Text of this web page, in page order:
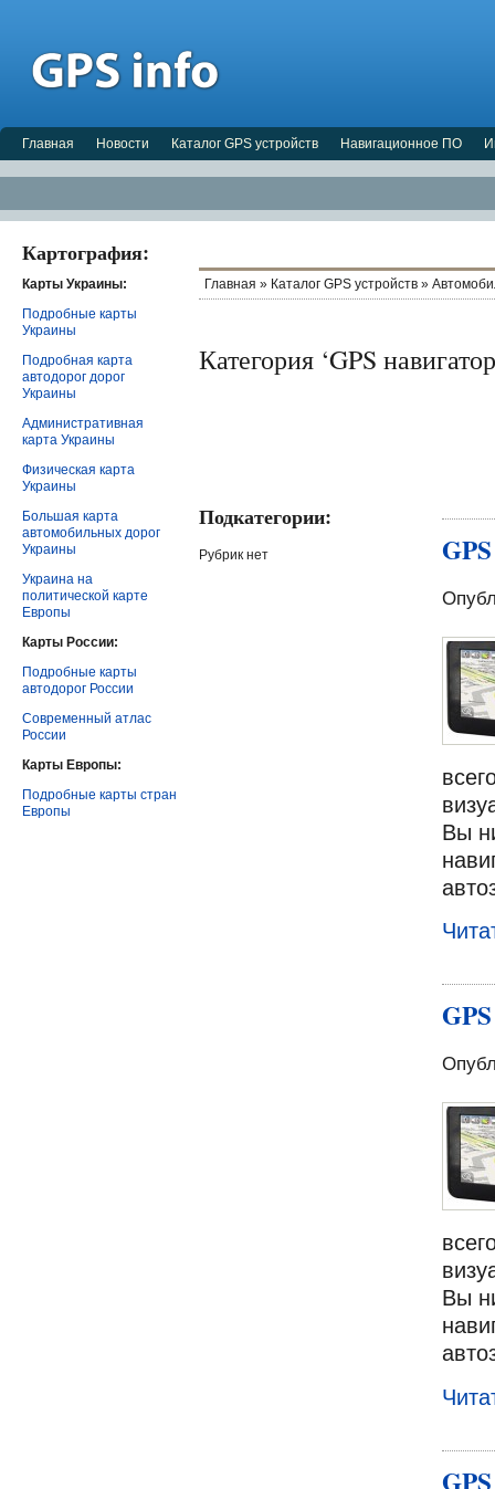
Главная Новости Каталог GPS устройств Навигационное ПО
Главная » Каталог GPS устройств »
Категория ‘GPS
Подкатегории:
Рубрик нет
Вы
Вы
Картография:
Карты Украины:
Подробные карты
Украины
Подробная карта
автодорог дорог
Украины
Административная
карта Украины
Физическая карта
Украины
Большая карта
автомобильных дорог
Украины
Украина на
политической карте
Европы
Карты России:
Подробные карты
автодорог России
Современный атлас
России
Карты Европы:
Подробные карты стран
Европы